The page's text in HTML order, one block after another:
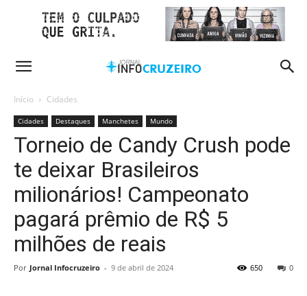
Início Cidades
Cidades Destaques Manchetes Mundo
Torneio de Candy Crush pode
te deixar Brasileiros
milionários! Campeonato
pagará prêmio de R$ 5
milhões de reais
Por Jornal Infocruzeiro - 9 de abril de 2024 0
650